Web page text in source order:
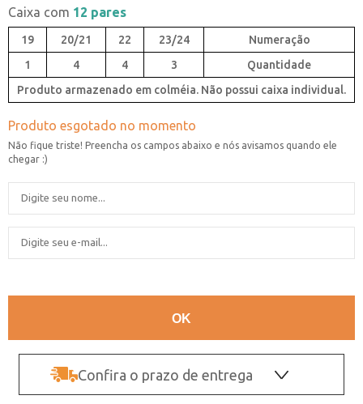
Caixa com 12 pares
19 20/21 22
23/24
1
4 4 3
Quantidade
Produto armazenado em colméia. Não possui caixa individual.
Confira o prazo de entrega